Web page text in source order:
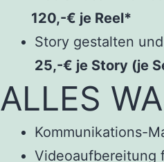
120,-€ je Reel*
Story
25,-€ je Story (je
ALLES
Kommunikations-
Videoaufbereitung